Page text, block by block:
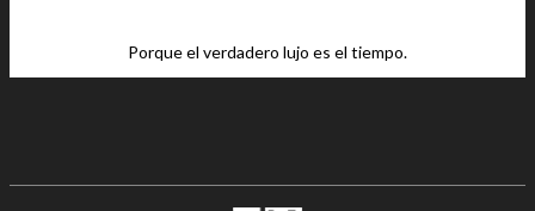
Porque el verdadero lujo es el tiempo.